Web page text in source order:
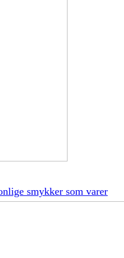
smykker som varer